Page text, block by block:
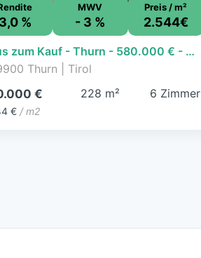
3,0 %
MWV
- 3 %
Preis / m²
2.544€
Haus zum Kauf - Thurn - 580.000 € - 6 Zimmer, 228 m², 1.130 m² Grundstück
Thurn | Tirol
€
€ / m2
228 m² 6 Zimmer